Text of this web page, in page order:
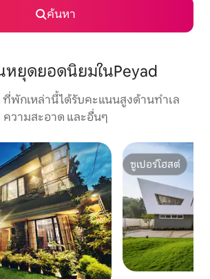
ค้นหา
ยุดยอดนิยมในPeyad
ที่พักเหล่านี้ได้รับคะแนนสูงด้านทำเล
ความสะอาด และอื่นๆ
ซูเปอร์โฮสต์
ซูเปอร์โฮสต์